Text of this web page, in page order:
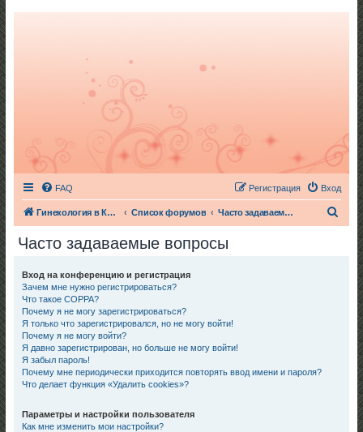
FAQ Вход
Регистрация
Гинекология в Киеве Список форумов Часто задаваемые вопросы
Часто задаваемые вопросы
Вход на конференцию и регистрация
Зачем мне нужно регистрироваться?
Что такое COPPA?
Почему я не могу зарегистрироваться?
Я только что зарегистрировался, но не могу войти!
Почему я не могу войти?
Я давно зарегистрирован, но больше не могу войти!
Я забыл пароль!
Почему мне периодически приходится повторять ввод имени и пароля?
Что делает функция «Удалить cookies»?
Параметры и настройки пользователя
Как мне изменить мои настройки?